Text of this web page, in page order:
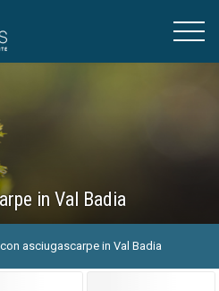
in Val Badia
asciugascarpe in Val Badia